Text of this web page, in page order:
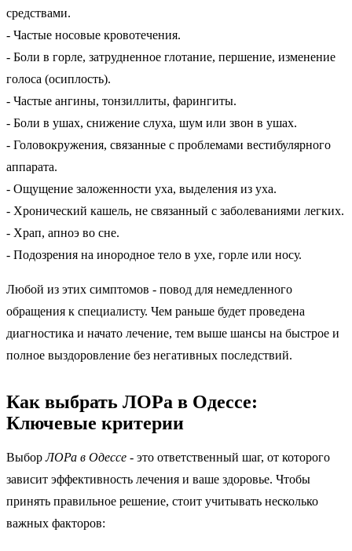
средствами.
- Частые носовые кровотечения.
- Боли в горле, затрудненное глотание, першение, изменение
голоса (осиплость).
- Частые ангины, тонзиллиты, фарингиты.
- Боли в ушах, снижение слуха, шум или звон в ушах.
- Головокружения, связанные с проблемами вестибулярного
аппарата.
- Ощущение заложенности уха, выделения из уха.
- Хронический кашель, не связанный с заболеваниями легких.
- Храп, апноэ во сне.
- Подозрения на инородное тело в ухе, горле или носу.
Любой из этих симптомов - повод для немедленного
обращения к специалисту. Чем раньше будет проведена
диагностика и начато лечение, тем выше шансы на быстрое и
полное выздоровление без негативных последствий.
Как выбрать ЛОРа в Одессе:
Ключевые критерии
ВыборЛОРа в Одессе - это ответственный шаг, от которого
зависит эффективность лечения и ваше здоровье. Чтобы
принять правильное решение, стоит учитывать несколько
важных факторов: